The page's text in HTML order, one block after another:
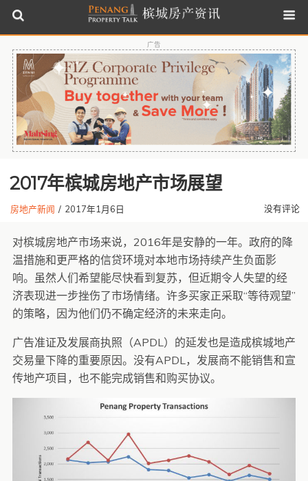
广告
2017年槟城房地产市场展望
房地产新闻 / 2017年1月6日 没有评论
对槟城房地产市场来说，2016年是安静的一年。政府的降
温措施和更严格的信贷环境对本地市场持续产生负面影
响。虽然人们希望能尽快看到复苏，但近期令人失望的经
济表现进一步挫伤了市场情绪。许多买家正采取“等待观望”
的策略，因为他们仍不确定经济的未来走向。
广告准证及发展商执照（APDL）的延发也是造成槟城地产
交易量下降的重要原因。没有APDL，发展商不能销售和宣
传地产项目，也不能完成销售和购买协议。